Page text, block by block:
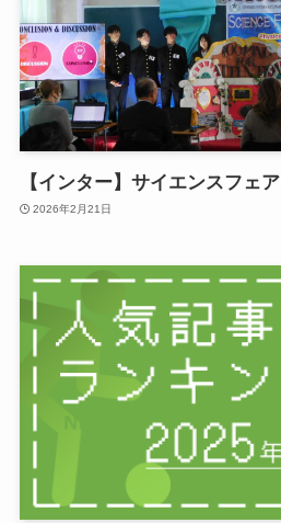
【インター】サイエンスフェア
2026年2月21日